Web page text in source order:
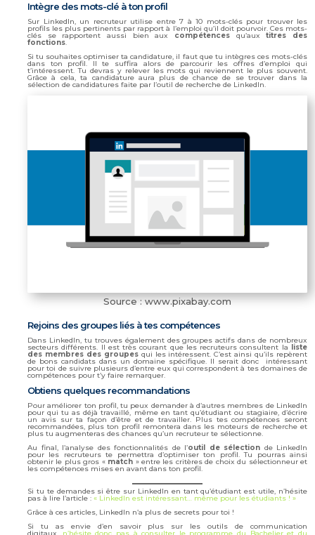
Intègre des mots-clé à ton profil
Sur LinkedIn, un recruteur utilise entre 7 à 10 mots-clés pour trouver les
profils les plus pertinents par rapport à l’emploi qu’il doit pourvoir. Ces mots-
clés se rapportent aussi bien aux compétences qu’auxtitres des
fonctions.
Si tu souhaites optimiser ta candidature, il faut que tu intègres ces mots-clés
dans ton profil. Il te suffira alors de parcourir les offres d’emploi qui
t’intéressent. Tu devras y relever les mots qui reviennent le plus souvent.
Grâce à cela, ta candidature aura plus de chance de se trouver dans la
sélection de candidatures faite par l’outil de recherche de LinkedIn.
Source : www.pixabay.com
Rejoins des groupes liés à tes compétences
Dans LinkedIn, tu trouves également des groupes actifs dans de nombreux
secteurs différents. Il est très courant que les recruteurs consultent la liste
des membres des groupesqui les intéressent. C’est ainsi qu’ils repèrent
de bons candidats dans un domaine spécifique. Il serait donc intéressant
pour toi de suivre plusieurs d’entre eux qui correspondent à tes domaines de
compétences pour t’y faire remarquer.
Obtiens quelques recommandations
Pour améliorer ton profil, tu peux demander à d’autres membres de LinkedIn
pour qui tu as déjà travaillé, même en tant qu’étudiant ou stagiaire, d’écrire
un avis sur ta façon d’être et de travailler. Plus tes compétences seront
recommandées, plus ton profil remontera dans les moteurs de recherche et
plus tu augmenteras des chances qu’un recruteur te sélectionne.
Au final, l’analyse des fonctionnalités de l’outil de sélection de LinkedIn
pour les recruteurs te permettra d’optimiser ton profil. Tu pourras ainsi
obtenir le plus gros « match » entre les critères de choix du sélectionneur et
les compétences mises en avant dans ton profil.
Si tu te demandes si être sur LinkedIn en tant qu’étudiant est utile, n’hésite
pas à lire l’article : « LinkedIn est intéressant… même pour les étudiants ! »
Grâce à ces articles, LinkedIn n’a plus de secrets pour toi !
Si tu as envie d’en savoir plus sur les outils de communication
digitaux, n’hésite donc pas à consulter le programme du Bachelier et du